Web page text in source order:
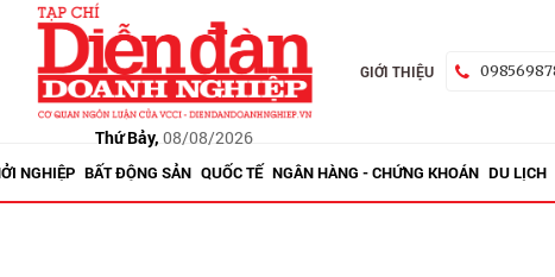
Thứ Bảy, 08/08/2026
GIỚI THIỆU
NGHIỆP BẤT ĐỘNG SẢN QUỐC TẾ NGÂN HÀNG - CHỨNG KHOÁN DU LỊCH